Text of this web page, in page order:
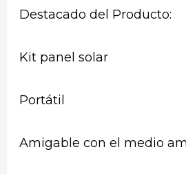
Destacado del Producto:
Kit panel solar
Portátil
Amigable con el medio